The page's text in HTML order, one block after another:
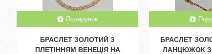
Подарунок
БРАСЛЕТ ЗОЛОТИЙ З
ПЛЕТІННЯМ ВЕНЕЦІЯ НА
БРАСЛЕТ
ЛАНЦЮЖОК З